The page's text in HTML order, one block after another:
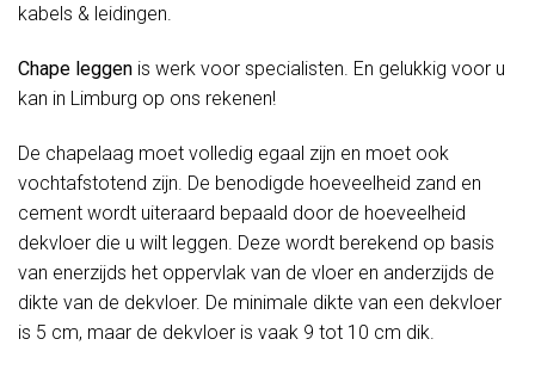
kabels & leidingen.
Chape leggen is werk voor specialisten. En gelukkig voor u
kan in Limburg op ons rekenen!
De chapelaag moet volledig egaal zijn en moet ook
vochtafstotend zijn. De benodigde hoeveelheid zand en
cement wordt uiteraard bepaald door de hoeveelheid
dekvloer die u wilt leggen. Deze wordt berekend op basis
van enerzijds het oppervlak van de vloer en anderzijds de
dikte van de dekvloer. De minimale dikte van een dekvloer
is 5 cm, maar de dekvloer is vaak 9 tot 10 cm dik.